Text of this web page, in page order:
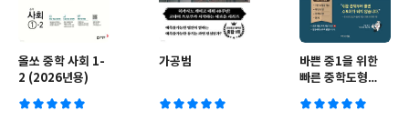
올쏘 중학 사회 1-
2 (2026년용)
가공범
바쁜 중1을 위한
빠른 중학도형